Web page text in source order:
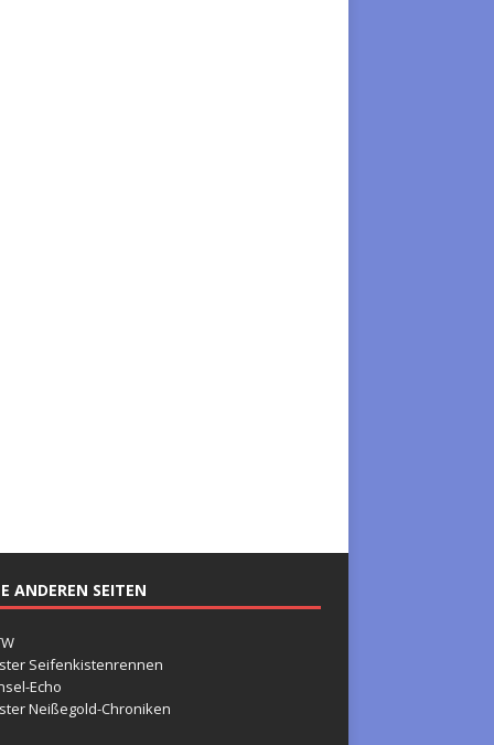
ANDEREN SEITEN
Seifenkistenrennen
Echo
Neißegold-Chroniken